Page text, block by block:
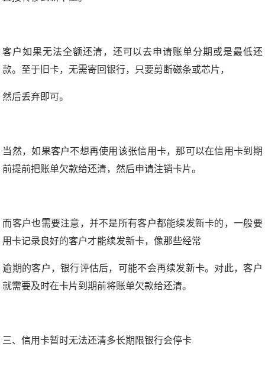
客户如果无法全额还清，还可以去申请账单分期或是最低还
款。至于旧卡，无需寄回银行，只要剪断磁条或芯片，
然后丢弃即可。
当然，如果客户不想再使用该张信用卡，那可以在信用卡到期
前提前把账单欠款给还清，然后申请注销卡片。
而客户也需要注意，并不是所有客户都能续发新卡的，一般要
用卡记录良好的客户才能续发新卡，像那些经常
逾期的客户，银行评估后，可能不会再续发新卡。对此，客户
就需要及时在卡片到期前将账单欠款给还清。
三、信用卡暂时无法还清多长期限银行会停卡